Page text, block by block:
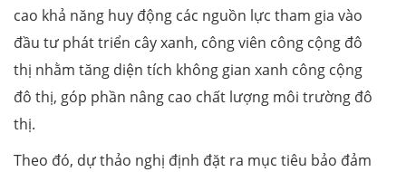
cao khả năng huy động các nguồn lực tham gia vào
đầu tư phát triển cây xanh, công viên công cộng đô
thị nhằm tăng diện tích không gian xanh công cộng
đô thị, góp phần nâng cao chất lượng môi trường đô
thị.
Theo đó, dự thảo nghị định đặt ra mục tiêu bảo đảm